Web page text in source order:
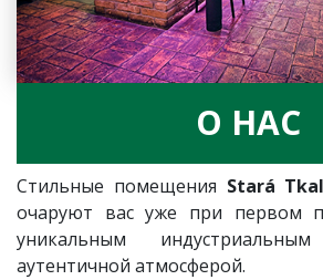
О НАС
Стильные помещения Stará
очаруют вас уже при первом
уникальным
аутентичной атмосферой.